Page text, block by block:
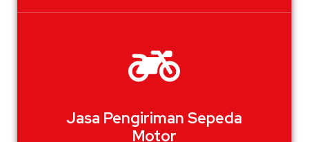
Jasa Pengiriman Sepeda
Motor